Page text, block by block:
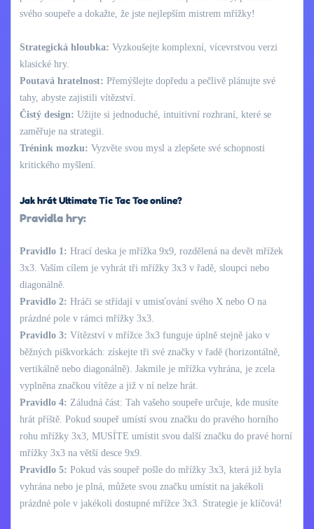
svého soupeře a dokažte, že jste nejlepším mistrem mřížky!
Strategická hloubka: Vyzkoušejte komplexní, vícevrstvou verzi
klasické hry.
Poutavá hratelnost: Přemýšlejte dopředu a pečlivě plánujte své
tahy, abyste zajistili vítězství.
Čistý design: Užijte si jednoduché, intuitivní rozhraní, které se
zaměřuje na strategii.
Trénink mozku: Vyzvěte svou mysl a zlepšete své schopnosti
kritického myšlení.
Jak hrát Ultimate Tic Tac Toe online?
Pravidla hry:
Pravidlo 1: Hrací deska je mřížka 9x9, rozdělená na devět mřížek
3x3. Vaším cílem je vyhrát tři mřížky 3x3 v řadě, sloupci nebo
diagonálně.
Pravidlo 2: Hráči se střídají v umisťování svého X nebo O na
prázdné pole v rámci mřížky 3x3.
Pravidlo 3: Vítězství v mřížce 3x3 funguje úplně stejně jako v
běžných piškvorkách: získejte tři své značky v řadě (horizontálně,
vertikálně nebo diagonálně). Jakmile je mřížka vyhrána, je zcela
vyplněna značkou vítěze a již v ní nelze hrát.
Pravidlo 4: Záludná část: Tah vašeho soupeře určuje, kde musíte
hrát příště. Pokud soupeř umístí svou značku do pravého horního
rohu mřížky 3x3, MUSÍTE umístit svou další značku do pravé horní
mřížky 3x3 na větší desce 9x9.
Pravidlo 5: Pokud vás soupeř pošle do mřížky 3x3, která již byla
vyhrána nebo je plná, můžete svou značku umístit na jakékoli
prázdné pole v jakékoli dostupné mřížce 3x3. Strategie je klíčová!